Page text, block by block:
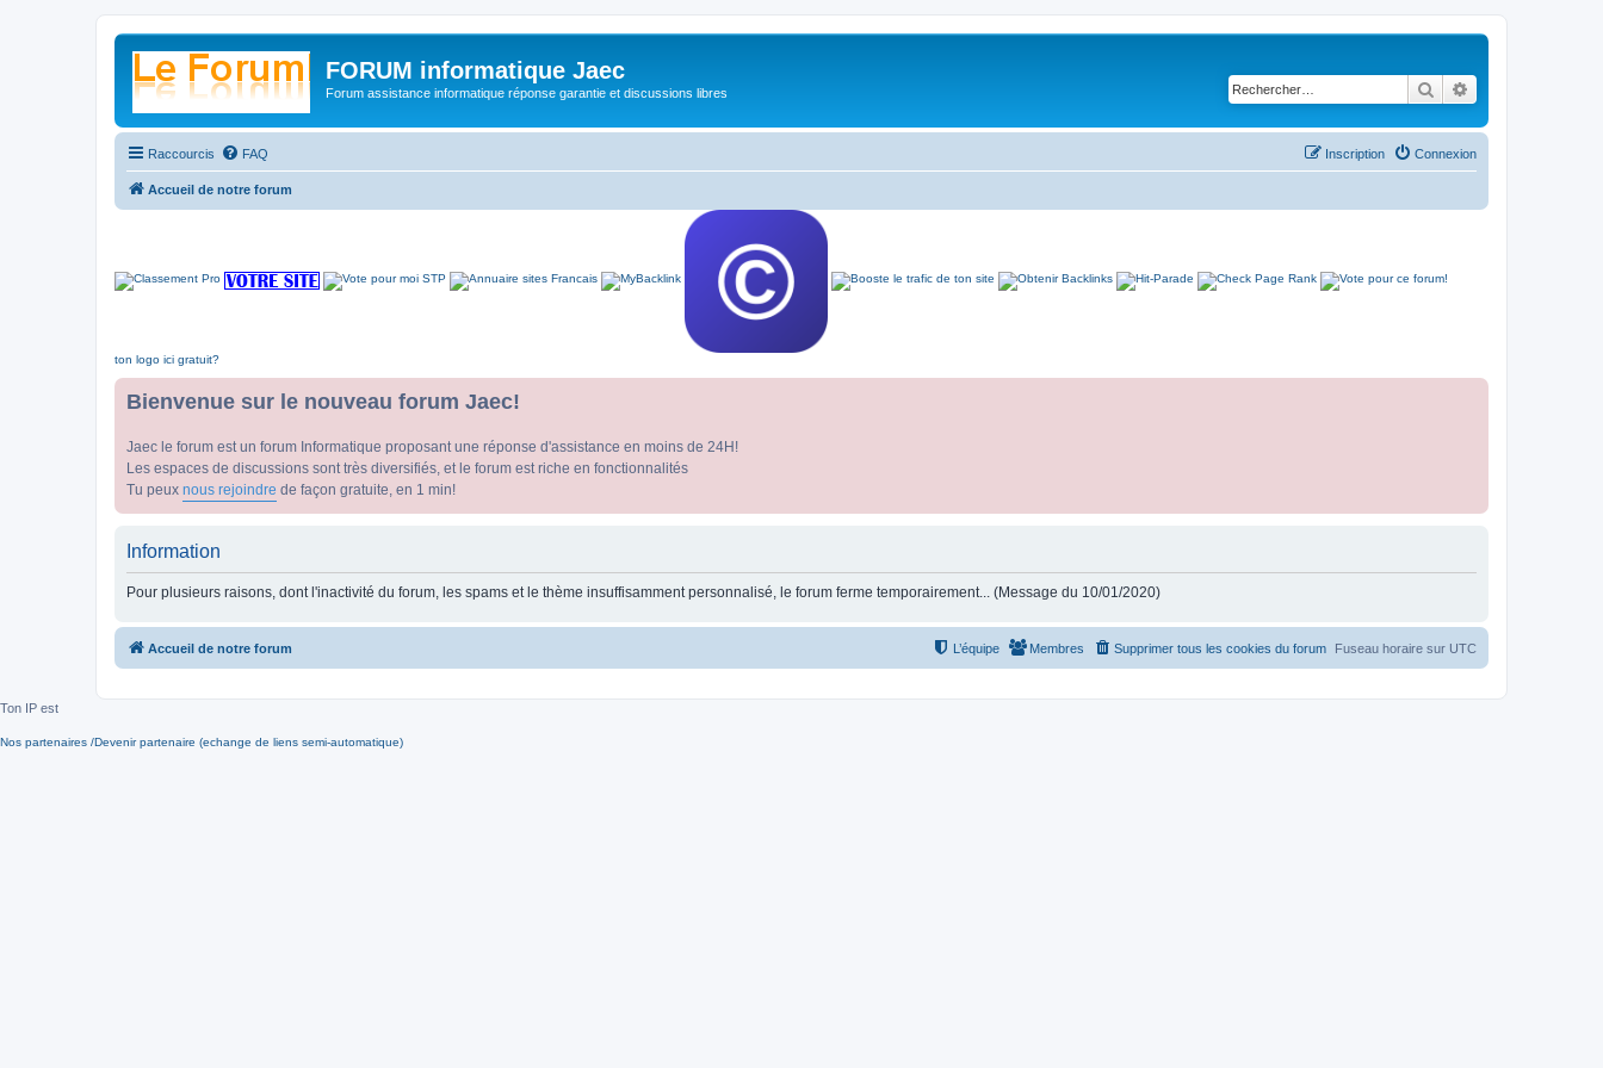
FORUM informatique Jaec
Forum assistance informatique réponse garantie et discussions libres Rechercher
Raccourcis FAQ Connexion
Inscription
Accueil de notre forum
ton logo ici gratuit?
Bienvenue sur le nouveau forum Jaec!
Jaec le forum est un forum Informatique proposant une réponse d'assistance en moins de 24H!
Les espaces de discussions sont très diversifiés, et le forum est riche en fonctionnalités
Tu peux nous rejoindre de façon gratuite, en 1 min!
Information
Pour plusieurs raisons, dont l'inactivité du forum, les spams et le thème insuffisamment personnalisé, le forum ferme temporairement... (Message du 10/01/2020)
Accueil de notre forum Fuseau horaire sur UTC
Supprimer tous les cookies du forum
Membres
L’équipe
Ton IP est
Nos partenaires /Devenir partenaire (echange de liens semi-automatique)